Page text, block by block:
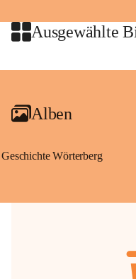
🔏 Zum Schutz unseres
Erinnerungen, die dazu
Ausgewählte
Alben
Geschichte Wörterberg